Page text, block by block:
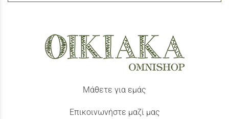
Μάθετε για εμάς
Επικοινωνήστε μαζί μας